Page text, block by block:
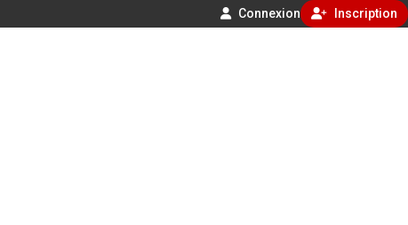
Connexion Inscription